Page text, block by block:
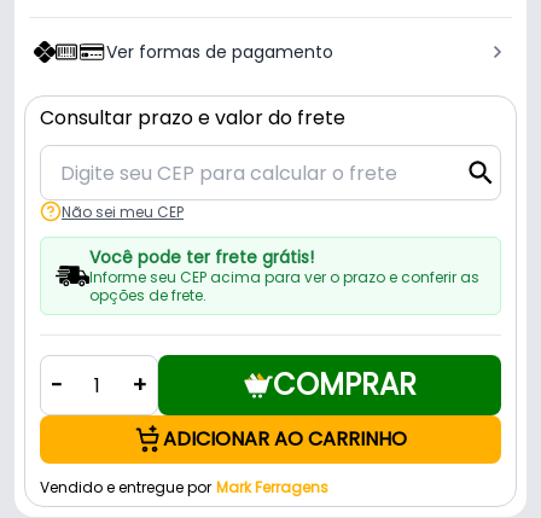
Ver formas de pagamento
Consultar prazo e valor do frete
Não sei meu CEP
Você pode ter frete grátis!
Informe seu CEP acima para ver o prazo e conferir as
opções de frete.
- + COMPRAR
ADICIONAR AO CARRINHO
Vendido e entregue por Mark Ferragens